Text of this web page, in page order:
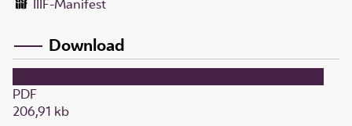
IIIF-Manifest
Download
PDF
206,91 kb